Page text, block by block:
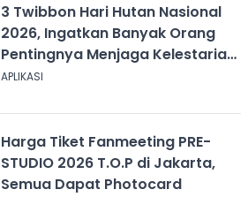
3 Twibbon Hari Hutan Nasional
2026, Ingatkan Banyak Orang
Pentingnya Menjaga Kelestarian
Hutan
APLIKASI
Harga Tiket Fanmeeting PRE-
STUDIO 2026 T.O.P di Jakarta,
Semua Dapat Photocard